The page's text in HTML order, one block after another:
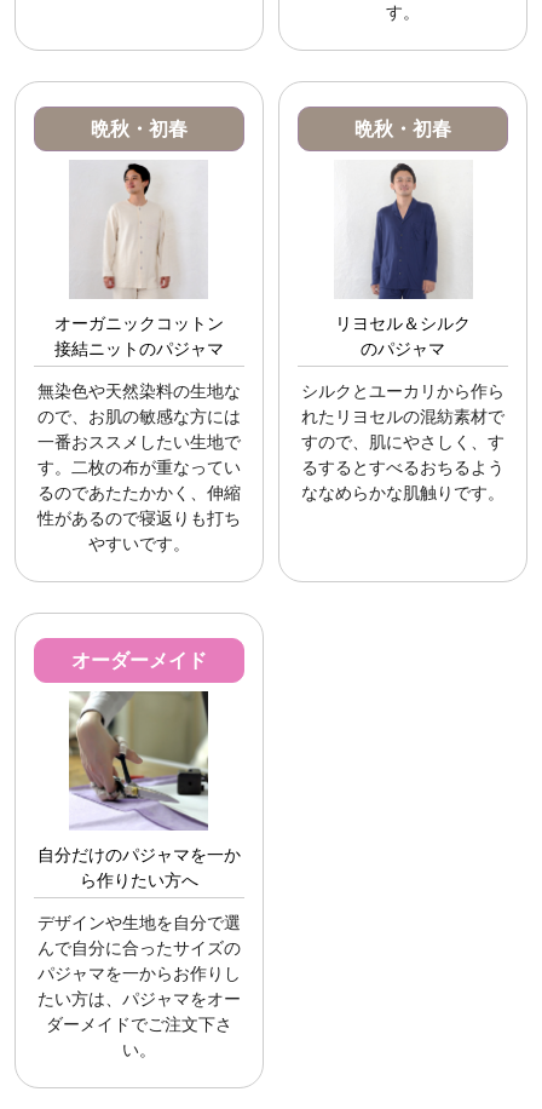
す。
晩秋・初春
オーガニックコットン
接結ニットのパジャマ
無染色や天然染料の生地な
ので、お肌の敏感な方には
一番おススメしたい生地で
す。二枚の布が重なってい
るのであたたかかく、伸縮
性があるので寝返りも打ち
やすいです。
晩秋・初春
リヨセル＆シルク
のパジャマ
シルクとユーカリから作ら
れたリヨセルの混紡素材で
すので、肌にやさしく、す
るするとすべるおちるよう
ななめらかな肌触りです。
オーダーメイド
自分だけのパジャマを一か
ら作りたい方へ
デザインや生地を自分で選
んで自分に合ったサイズの
パジャマを一からお作りし
たい方は、パジャマをオー
ダーメイドでご注文下さ
い。